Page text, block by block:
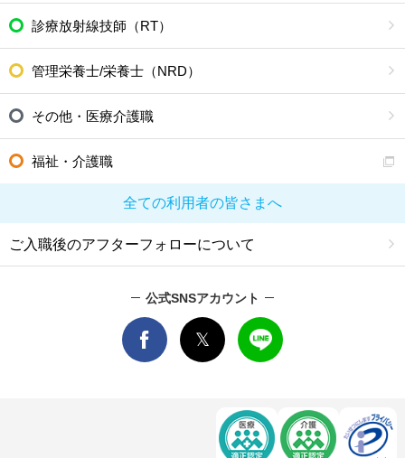
診療放射線技師（RT）
管理栄養士/栄養士（NRD）
その他・医療介護職
福祉・介護職
全ての利用者の皆さまへ
ご入職後のアフターフォローについて
公式SNSアカウント